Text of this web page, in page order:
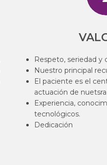
Respeto, seriedad y
Nuestro principal
El paciente es el
actuación de
Experiencia,
tecnológicos.
Dedicación